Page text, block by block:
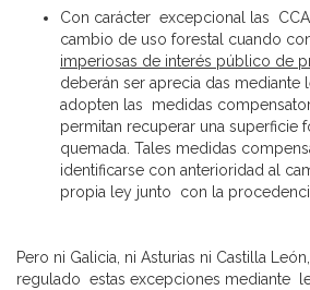
Con carácter excepcional las
cambio de uso forestal cuando
imperiosas de interés público de
deberán ser aprecia das mediante
adopten las medidas
permitan recuperar una superficie
quemada. Tales medidas
identificarse con anterioridad al
propia ley junto con la
Pero ni Galicia, ni Asturias ni Castilla
regulado estas excepciones mediante